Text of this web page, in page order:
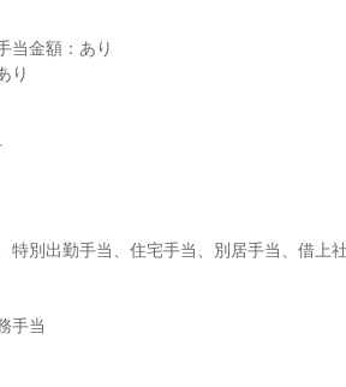
当金額：あり
り
特別出勤手当、住宅手当、別居手当、借上
手当